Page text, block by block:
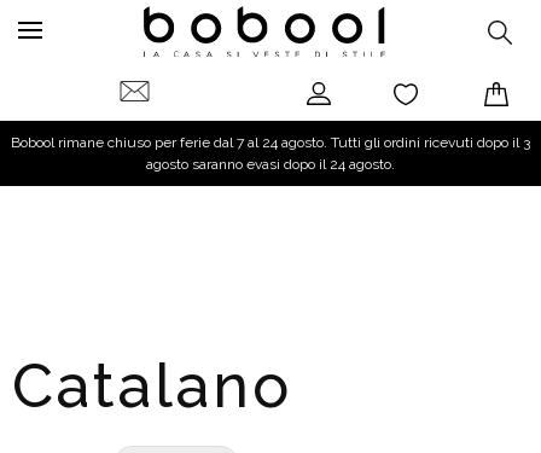
Bobool rimane chiuso per ferie dal 7 al 24 agosto. Tutti gli ordini ricevuti dopo il 3
agosto saranno evasi dopo il 24 agosto.
Catalano